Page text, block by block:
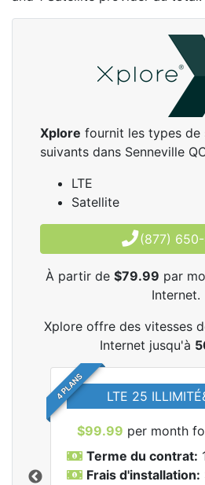
Xplore fournit les types de
suivants dans Senneville
LTE
Satellite
(877)
À partir de $79.99 par
Internet.
Xplore offre des vitesses
Internet jusqu'à
4 PLANS LTE 25
$99.99 per month
Terme du contrat:
Frais d'installation: